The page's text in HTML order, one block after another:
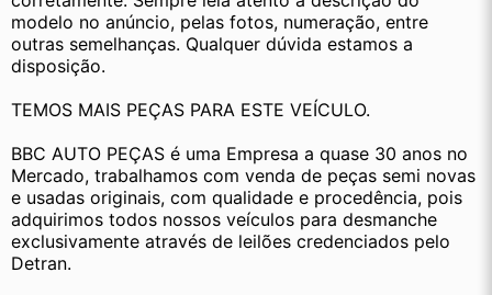
modelo no anúncio, pelas fotos, numeração, entre
outras semelhanças. Qualquer dúvida estamos a
disposição.
TEMOS MAIS PEÇAS PARA ESTE VEÍCULO.
BBC AUTO PEÇAS é uma Empresa a quase 30 anos no
Mercado, trabalhamos com venda de peças semi novas
e usadas originais, com qualidade e procedência, pois
adquirimos todos nossos veículos para desmanche
exclusivamente através de leilões credenciados pelo
Detran.